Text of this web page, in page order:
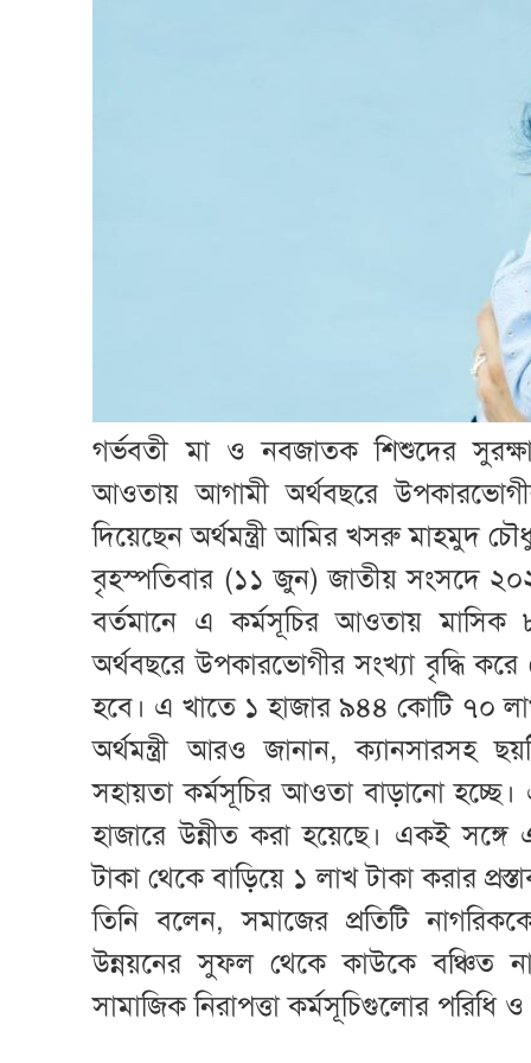
গর্ভবতী মা ও নবজাতক শিশুদের
আওতায় আগামী অর্থবছরে
দিয়েছেন অর্থমন্ত্রী আমির খসরু মাহমুদ
বৃহস্পতিবার (১১ জুন) জাতীয় সংসদে
বর্তমানে এ কর্মসূচির আওতায় মাসিক
অর্থবছরে উপকারভোগীর সংখ্যা বৃদ্ধি
হবে। এ খাতে ১ হাজার ৯৪৪ কোটি ৭০ লাখ
অর্থমন্ত্রী আরও জানান, ক্যানসারসহ
সহায়তা কর্মসূচির আওতা বাড়ানো
হাজারে উন্নীত করা হয়েছে। একই
টাকা থেকে বাড়িয়ে ১ লাখ টাকা করার
তিনি বলেন, সমাজের প্রতিটি
উন্নয়নের সুফল থেকে কাউকে বঞ্চিত
সামাজিক নিরাপত্তা কর্মসূচিগুলোর পরিধি